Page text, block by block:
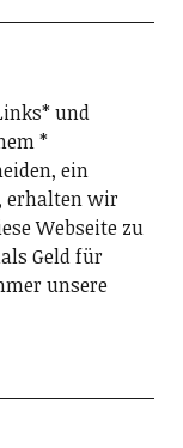
und
*
ein
erhalten wir
Webseite zu
Geld für
unsere